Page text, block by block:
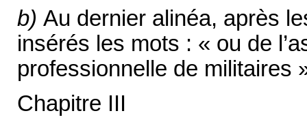
b) Au dernier alinéa, après
insérés les mots : « ou de
professionnelle de militaires
Chapitre III